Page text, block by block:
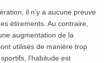
il n’y a aucune preuve
étirements. Au contraire,
augmentation de la
utilisés de manière trop
l’habitude est